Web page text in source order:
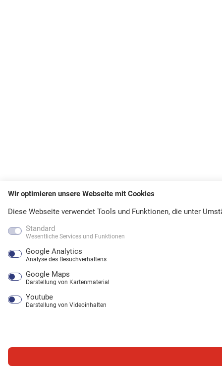
Wir optimieren unsere Webseite mit Cookies
Diese Webseite verwendet Tools und Funktionen, die unter
Standard
Wesentliche Services und Funktionen
Google Analytics
Analyse des Besuchverhaltens
Google Maps
Darstellung von Kartenmaterial
Youtube
Darstellung von Videoinhalten